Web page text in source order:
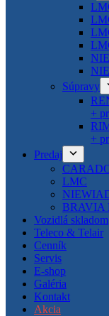
Súpravy
+
+
Predaj
LMC
BRAVIA
Vozidlá skladom
Teleco & Telair
Cenník
Servis
E-shop
Galéria
Kontakt
Akcia